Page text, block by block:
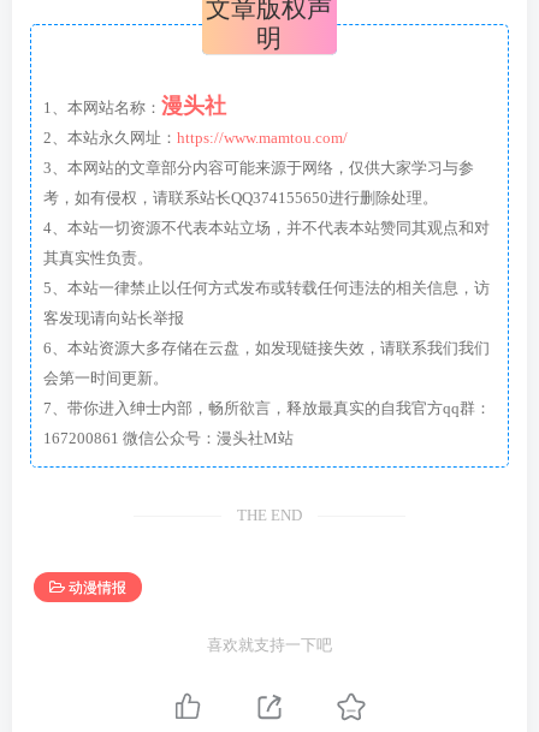
文章版权声
明
1、本网站名称： 漫头社
2、本站永久网址： https://www.mamtou.com/
3、本网站的文章部分内容可能来源于网络，仅供大家学习与参
考，如有侵权，请联系站长QQ374155650进行删除处理。
4、本站一切资源不代表本站立场，并不代表本站赞同其观点和对
其真实性负责。
5、本站一律禁止以任何方式发布或转载任何违法的相关信息，访
客发现请向站长举报
6、本站资源大多存储在云盘，如发现链接失效，请联系我们我们
会第一时间更新。
7、带你进入绅士内部，畅所欲言，释放最真实的自我官方qq群：
167200861 微信公众号：漫头社M站
THE END
动漫情报
喜欢就支持一下吧